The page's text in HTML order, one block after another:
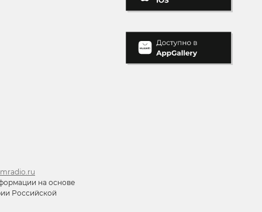
на основе
Российской